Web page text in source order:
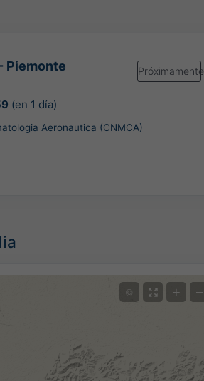
Piemonte Próximamente
(en 1 día)
Aeronautica (CNMCA)
© + −